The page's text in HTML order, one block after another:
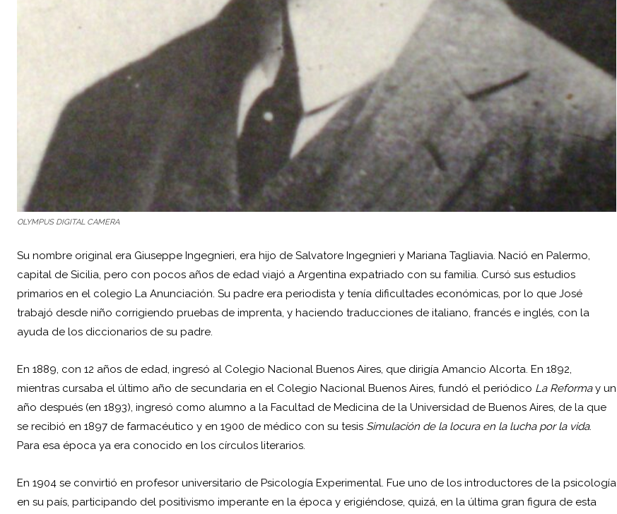
OLYMPUS DIGITAL CAMERA
Su nombre original era Giuseppe Ingegnieri, era hijo de Salvatore Ingegnieri y Mariana Tagliavia. Nació en Palermo,
capital de Sicilia, pero con pocos años de edad viajó a Argentina expatriado con su familia. Cursó sus estudios
primarios en el colegio La Anunciación. Su padre era periodista y tenía dificultades económicas, por lo que José
trabajó desde niño corrigiendo pruebas de imprenta, y haciendo traducciones de italiano, francés e inglés, con la
ayuda de los diccionarios de su padre.
En 1889, con 12 años de edad, ingresó al Colegio Nacional Buenos Aires, que dirigía Amancio Alcorta. En 1892,
mientras cursaba el último año de secundaria en el Colegio Nacional Buenos Aires, fundó el periódico La Reformay un
año después (en 1893), ingresó como alumno a la Facultad de Medicina de la Universidad de Buenos Aires, de la que
se recibió en 1897 de farmacéutico y en 1900 de médico con su tesis Simulación de la locura en la lucha por la vida.
Para esa época ya era conocido en los círculos literarios.
En 1904 se convirtió en profesor universitario de Psicología Experimental. Fue uno de los introductores de la psicología
en su país, participando del positivismo imperante en la época y erigiéndose, quizá, en la última gran figura de esta